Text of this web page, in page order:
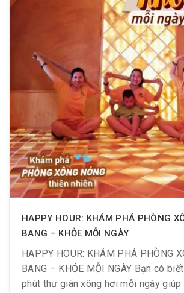
HAPPY HOUR: KHÁM PHÁ PHÒNG
BANG – KHỎE MỖI NGÀY
HAPPY HOUR: KHÁM PHÁ PHÒNG
BANG – KHỎE MỖI NGÀY Bạn có
phút thư giãn xông hơi mỗi ngày